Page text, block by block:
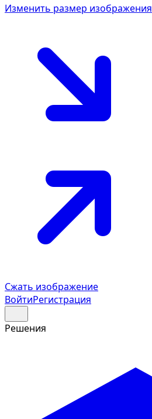
Изменить размер изображения
Сжать изображение
ВойтиРегистрация
Решения